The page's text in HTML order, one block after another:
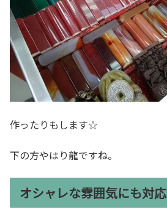
作ったりもします☆
下の方やはり龍ですね。
オシャレな雰囲気にも対応